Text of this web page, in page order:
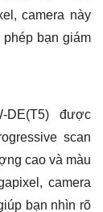
camera này
phép bạn giám
DE(T5) được
scan
cao và màu
camera
bạn nhìn rõ